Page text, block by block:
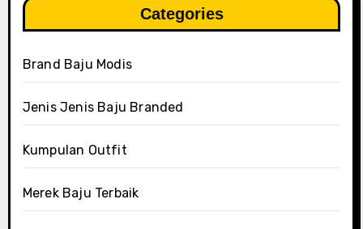
Categories
Brand Baju Modis
Jenis Jenis Baju Branded
Kumpulan Outfit
Merek Baju Terbaik